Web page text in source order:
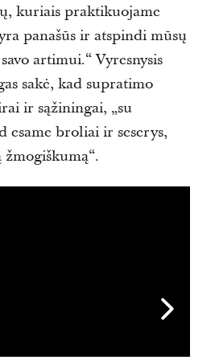
kuriais praktikuojame
panašūs ir atspindi mūsų
artimui.“ Vyresnysis
sakė, kad supratimo
ir sąžiningai, „su
esame broliai ir seserys,